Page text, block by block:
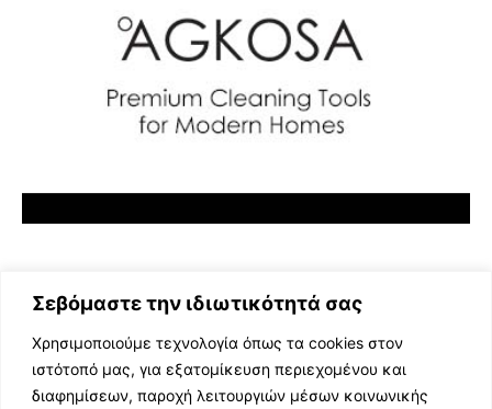
Σεβόμαστε την ιδιωτικότητά σας
Χρησιμοποιούμε τεχνολογία όπως τα cookies στον
ιστότοπό μας, για εξατομίκευση περιεχομένου και
διαφημίσεων, παροχή λειτουργιών μέσων κοινωνικής